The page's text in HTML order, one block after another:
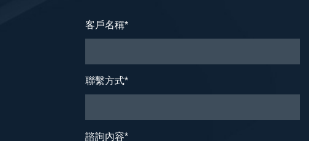
客戶名稱*
聯繫方式*
諮詢內容*